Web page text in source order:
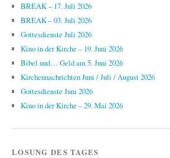
BREAK – 17. Juli 2026
BREAK – 03. Juli 2026
Gottesdienste Juli 2026
Kino in der Kirche – 19. Juni 2026
Bibel und… Geld am 5. Juni 2026
Kirchennachrichten Juni / Juli / August 2026
Gottesdienste Juni 2026
Kino in der Kirche – 29. Mai 2026
LOSUNG DES TAGES